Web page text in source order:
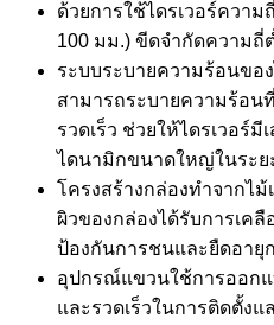
ด้วยการใช้ไดรเวอร์ควา
100 มม.) ขีดจำกัดความถี่
ระบบระบายความร้อนขอ
สามารถระบายความร้อน
รวดเร็ว ช่วยให้ไดรเวอร์
ไดนามิกขนาดใหญ่ในระย
โครงสร้างกล่องทำจากไ
ผิวของกล่องได้รับการเคลื
ป้องกันการชนและยืดอายุ
อุปกรณ์แขวนใช้การออก
และรวดเร็วในการติดตั้ง